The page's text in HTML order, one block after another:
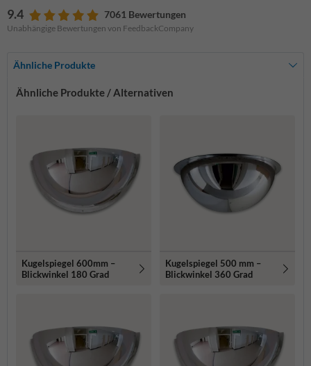
9.4 7061 Bewertungen
Unabhängige Bewertungen von FeedbackCompany
Ähnliche Produkte
Ähnliche Produkte / Alternativen
Kugelspiegel 600mm –
Blickwinkel 180 Grad
Kugelspiegel 500 mm –
Blickwinkel 360 Grad